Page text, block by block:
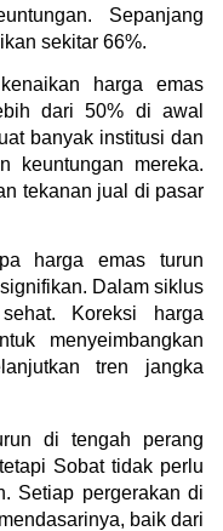
Sepanjang
sekitar 66%.
harga emas
dari 50% di awal
banyak institusi dan
keuntungan mereka.
tekanan jual di pasar
harga emas turun
Dalam siklus
Koreksi harga
menyeimbangkan
tren jangka
di tengah perang
Sobat tidak perlu
Setiap pergerakan di
baik dari